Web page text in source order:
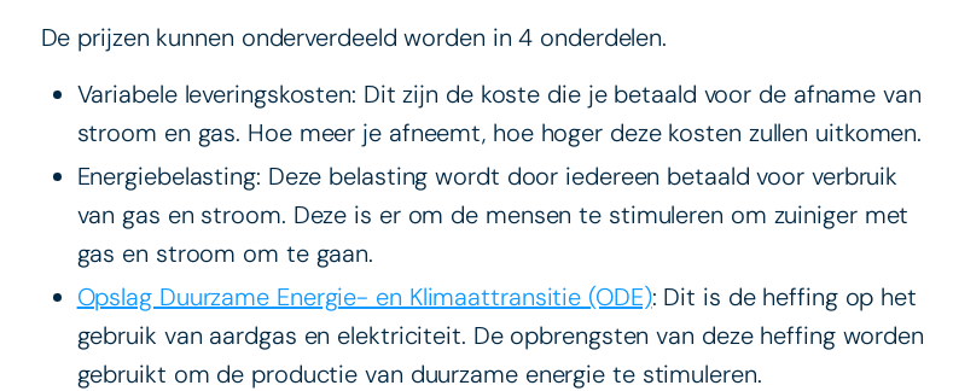
De prijzen kunnen onderverdeeld worden in 4 onderdelen.
Variabele leveringskosten: Dit zijn de koste die je betaald voor de afname van
stroom en gas. Hoe meer je afneemt, hoe hoger deze kosten zullen uitkomen.
Energiebelasting: Deze belasting wordt door iedereen betaald voor verbruik
van gas en stroom. Deze is er om de mensen te stimuleren om zuiniger met
gas en stroom om te gaan.
Opslag Duurzame Energie- en Klimaattransitie (ODE): Dit is de heffing op het
gebruik van aardgas en elektriciteit. De opbrengsten van deze heffing worden
gebruikt om de productie van duurzame energie te stimuleren.